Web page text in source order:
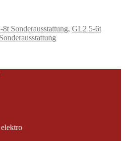
Sonderausstattung, GL2 5-6t